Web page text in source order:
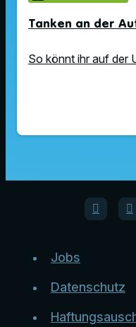
Tanken an der
So könnt ihr auf der
Jobs
Datenschutz